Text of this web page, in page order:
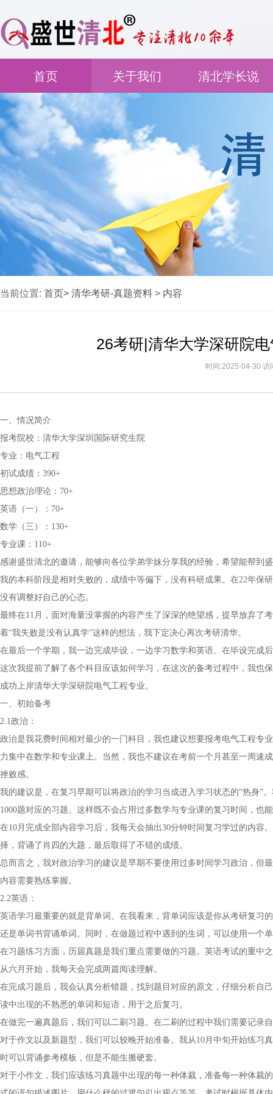
首页 关于我们 清北学长说
当前位置: 首页> 清华考研-真题资料 > 内容
26考研|清华大学深研院
时间:2025-04-30 访
一、情况简介
报考院校：清华大学深圳国际研究生院
专业：电气工程
初试成绩：390+
思想政治理论：70+
英语（一）：70+
数学（三）：130+
专业课：110+
感谢盛世清北的邀请，能够向各位学弟学妹分享我的经验，希望能帮到
我的本科阶段是相对失败的，成绩中等偏下，没有科研成果。在22年保
没有调整好自己的心态。
最终在11月，面对海量没掌握的内容产生了深深的绝望感，提早放弃了
着“我失败是没有认真学”这样的想法，我下定决心再次考研清华。
在最后一个学期，我一边完成毕设，一边学习数学和英语。在毕设完成
这次我提前了解了各个科目应该如何学习，在这次的备考过程中，我也
成功上岸清华大学深研院电气工程专业。
一、初始备考
2.1政治：
政治是我花费时间相对最少的一门科目，我也建议想要报考电气工程专
力集中在数学和专业课上。当然，我也不建议在考前一个月甚至一周速
挫败感。
我的建议是，在复习早期可以将政治的学习当成进入学习状态的“热身”
1000题对应的习题。这样既不会占用过多数学与专业课的复习时间，也
在10月完成全部内容学习后，我每天会抽出30分钟时间复习学过的内容
择，背诵了肖四的大题，最后取得了不错的成绩。
总而言之，我对政治学习的建议是早期不要使用过多时间学习政治，但
内容需要熟练掌握。
2.2英语：
英语学习最重要的就是背单词。在我看来，背单词应该是你从考研复习
还是单词书背诵单词。同时，在做题过程中遇到的生词，可以使用一个
在习题练习方面，历届真题是我们重点需要做的习题。英语考试的重中
从六月开始，我每天会完成两篇阅读理解。
在完成习题后，我会认真分析错题，找到题目对应的原文，仔细分析自
读中出现的不熟悉的单词和短语，用于之后复习。
在做完一遍真题后，我们可以二刷习题。在二刷的过程中我们需要记录
对于作文以及新题型，我们可以较晚开始准备。我从10月中旬开始练习
时可以背诵参考模板，但是不能生搬硬套。
对于小作文，我们应该练习真题中出现的每一种体裁，准备每一种体裁